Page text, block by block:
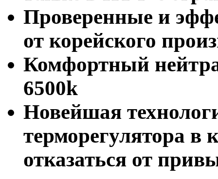
Проверенные и
от корейского
Комфортный
6500k
Новейшая
терморегулятора в
отказаться от